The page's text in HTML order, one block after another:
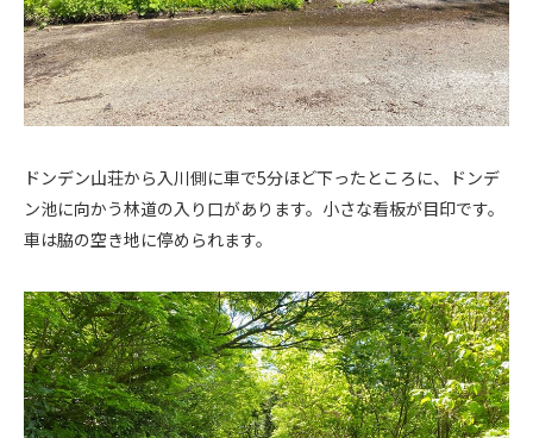
ドンデン山荘から入川側に車で5分ほど下ったところに、ドンデ
ン池に向かう林道の入り口があります。小さな看板が目印です。
車は脇の空き地に停められます。